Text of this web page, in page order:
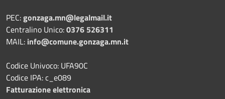
PEC:gonzaga.mn@legalmail.it
Centralino Unico:0376 526311
MAIL: info@comune.gonzaga.mn.it
Codice Univoco: UFA90C
Codice IPA: c_e089
Fatturazione elettronica